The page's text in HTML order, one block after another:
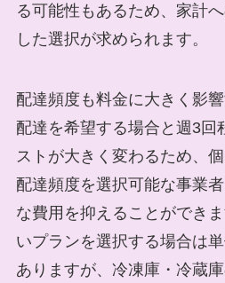
る可能性もあるため、家計
した選択が求められます。
配達頻度も料金に大きく影
配達を希望する場合と週3回
ストが大きく変わるため、
配達頻度を選択可能な事業
な費用を抑えることができ
いプランを選択する場合は
ありますが、冷凍庫・冷蔵